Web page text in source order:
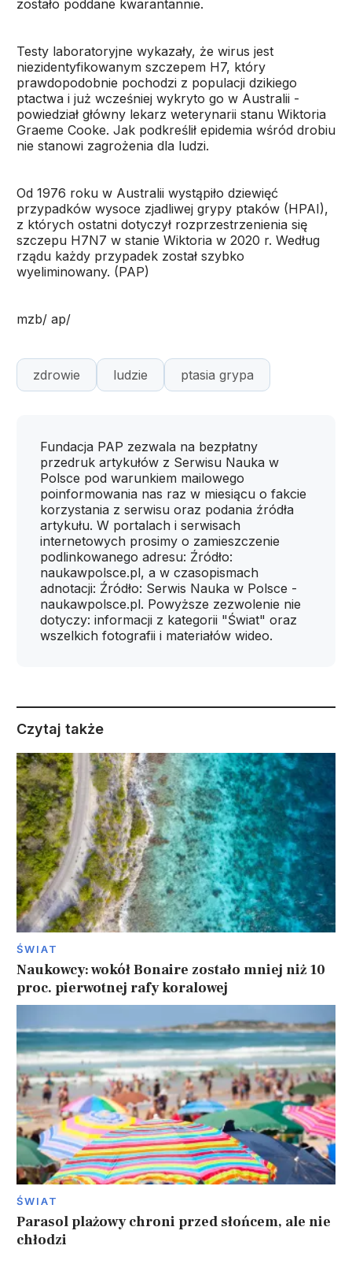
zostało poddane kwarantannie.
Testy laboratoryjne wykazały, że wirus jest
niezidentyfikowanym szczepem H7, który
prawdopodobnie pochodzi z populacji dzikiego
ptactwa i już wcześniej wykryto go w Australii -
powiedział główny lekarz weterynarii stanu Wiktoria
Graeme Cooke. Jak podkreślił epidemia wśród drobiu
nie stanowi zagrożenia dla ludzi.
Od 1976 roku w Australii wystąpiło dziewięć
przypadków wysoce zjadliwej grypy ptaków (HPAI),
z których ostatni dotyczył rozprzestrzenienia się
szczepu H7N7 w stanie Wiktoria w 2020 r. Według
rządu każdy przypadek został szybko
wyeliminowany. (PAP)
mzb/ ap/
zdrowie ludzie ptasia grypa
Fundacja PAP zezwala na bezpłatny
przedruk artykułów z Serwisu Nauka w
Polsce pod warunkiem mailowego
poinformowania nas raz w miesiącu o fakcie
korzystania z serwisu oraz podania źródła
artykułu. W portalach i serwisach
internetowych prosimy o zamieszczenie
podlinkowanego adresu: Źródło:
naukawpolsce.pl, a w czasopismach
adnotacji: Źródło: Serwis Nauka w Polsce -
naukawpolsce.pl. Powyższe zezwolenie nie
dotyczy: informacji z kategorii "Świat" oraz
wszelkich fotografii i materiałów wideo.
Czytaj także
ŚWIAT
Naukowcy: wokół Bonaire zostało mniej niż 10
proc. pierwotnej rafy koralowej
ŚWIAT
Parasol plażowy chroni przed słońcem, ale nie
chłodzi